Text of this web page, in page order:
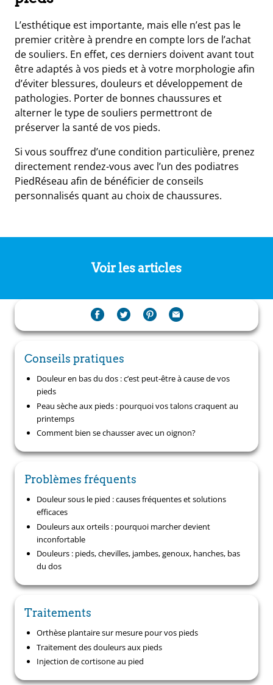
L’esthétique est importante, mais elle n’est pas le
premier critère à prendre en compte lors de l’achat
de souliers. En effet, ces derniers doivent avant tout
être adaptés à vos pieds et à votre morphologie afin
d’éviter blessures, douleurs et développement de
pathologies. Porter de bonnes chaussures et
alterner le type de souliers permettront de
préserver la santé de vos pieds.
Si vous souffrez d’une condition particulière, prenez
directement rendez-vous avec l’un des podiatres
PiedRéseau afin de bénéficier de conseils
personnalisés quant au choix de chaussures.
Voir les articles
Conseils pratiques
Douleur en bas du dos : c’est peut-être à cause de vos
pieds
Peau sèche aux pieds : pourquoi vos talons craquent au
printemps
Comment bien se chausser avec un oignon?
Problèmes fréquents
Douleur sous le pied : causes fréquentes et solutions
efficaces
Douleurs aux orteils : pourquoi marcher devient
inconfortable
Douleurs : pieds, chevilles, jambes, genoux, hanches, bas
du dos
Traitements
Orthèse plantaire sur mesure pour vos pieds
Traitement des douleurs aux pieds
Injection de cortisone au pied